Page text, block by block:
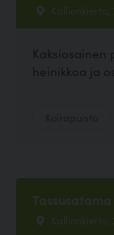
Kaksiosainen
heinikkoa ja
Kallionkierto,